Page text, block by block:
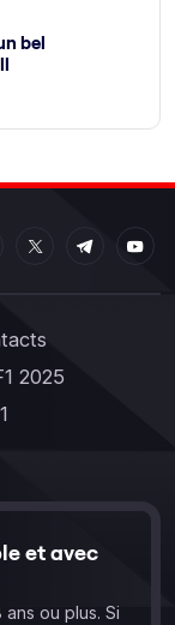
bel
2025
et avec
ou plus. Si